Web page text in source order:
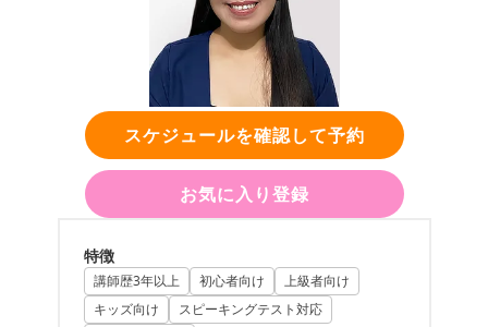
スケジュールを確認して予約
お気に入り登録
特徴
講師歴3年以上 初心者向け
上級者向け
キッズ向け
スピーキングテスト対応